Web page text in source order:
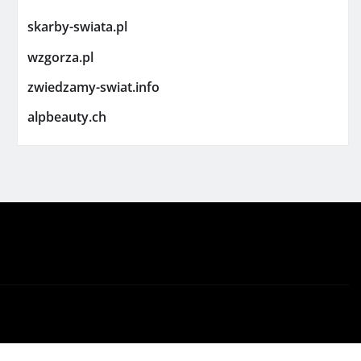
skarby-swiata.pl
wzgorza.pl
zwiedzamy-swiat.info
alpbeauty.ch